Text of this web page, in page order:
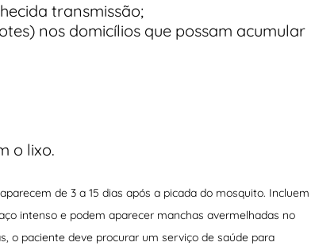
transmissão;
nos domicílios que possam acumular
o lixo.
de 3 a 15 dias após a picada do mosquito. Incluem
intenso e podem aparecer manchas avermelhadas no
o paciente deve procurar um serviço de saúde para